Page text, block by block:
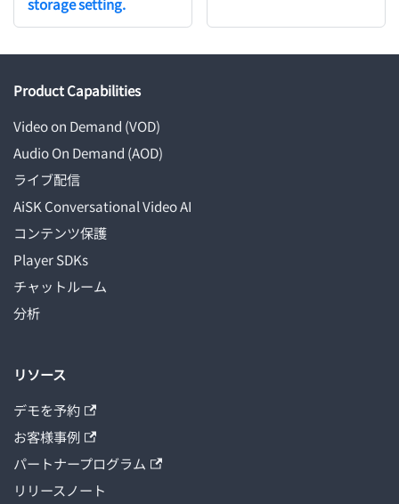
Product Capabilities
Video on Demand (VOD)
Audio On Demand (AOD)
ライブ配信
AiSK Conversational Video AI
コンテンツ保護
Player SDKs
チャットルーム
分析
リソース
デモを予約
お客様事例
パートナープログラム
リリースノート